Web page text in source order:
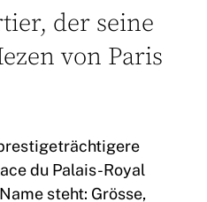
der seine
von Paris
du Palais-Royal
steht: Grösse,